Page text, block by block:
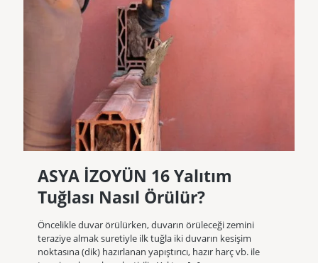
ASYA İZOYÜN 16 Yalıtım
Tuğlası Nasıl Örülür?
Öncelikle duvar örülürken, duvarın örüleceği zemini
teraziye almak suretiyle ilk tuğla iki duvarın kesişim
noktasına (dik) hazırlanan yapıştırıcı, hazır harç vb. ile